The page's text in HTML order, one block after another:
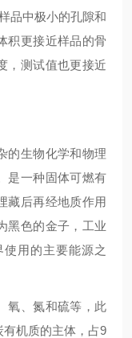
品中极小的孔隙和
积更接近样品的骨
，测试值也更接近
的生物化学和物理
是一种固体可燃有
藏后再经地质作用
黑色的金子，工业
用的主要能源之
氧、氮和硫等，此
机质的主体，占9